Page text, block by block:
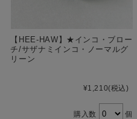
【HEE-HAW】★インコ・ブロー
チ/サザナミインコ・ノーマルグ
リーン
¥1,210(税込)
購入数 個